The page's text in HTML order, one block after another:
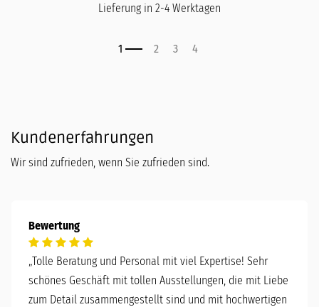
Lieferung in 2-4 Werktagen
Kundenerfahrungen
Wir sind zufrieden, wenn Sie zufrieden sind.
Bewertung
„Tolle Beratung und Personal mit viel Expertise! Sehr
schönes Geschäft mit tollen Ausstellungen, die mit Liebe
zum Detail zusammengestellt sind und mit hochwertigen